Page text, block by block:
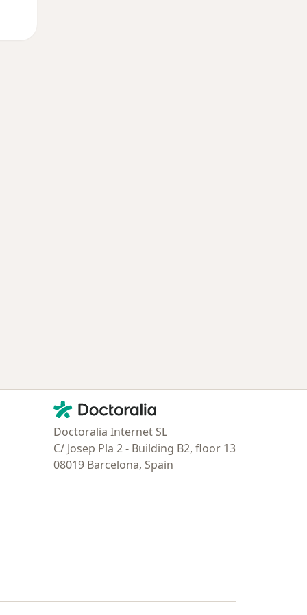
Contacto
Doctoralia - Página de inicio
Doctoralia Internet SL
C/ Josep Pla 2 - Building B2, floor 13
08019 Barcelona, Spain